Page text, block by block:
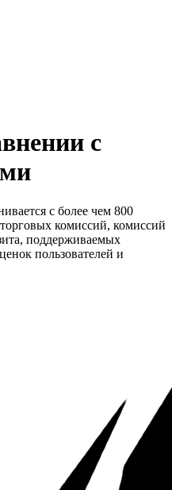
с
с более чем 800
комиссий, комиссий
поддерживаемых
пользователей и